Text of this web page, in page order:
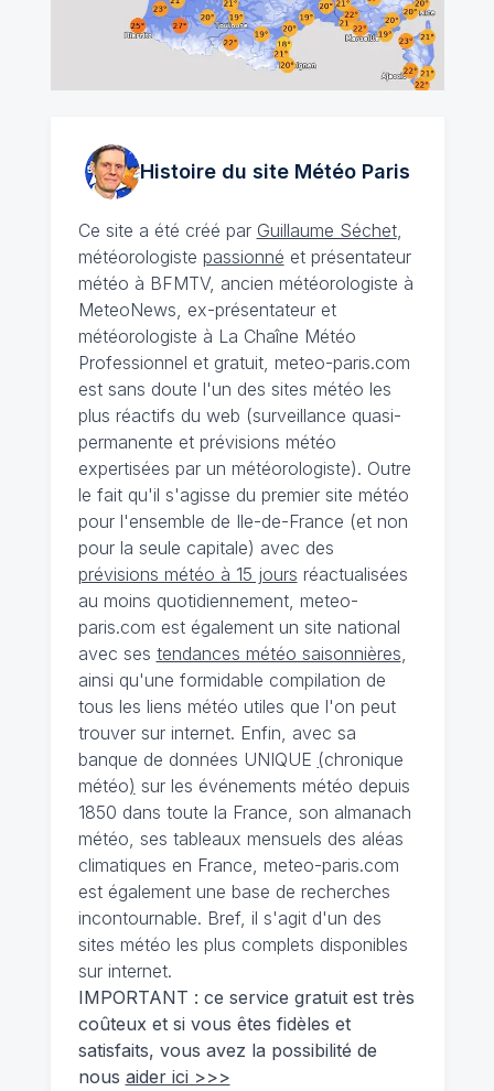
Histoire du site MétéoParis
Ce site a été créé par Guillaume Séchet,
météorologiste passionné et présentateur
météo à BFMTV, ancien météorologiste à
MeteoNews, ex-présentateur et
météorologiste à La Chaîne Météo
Professionnel et gratuit, meteo-paris.com
est sans doute l'un des sites météo les
plus réactifs du web (surveillance quasi-
permanente et prévisions météo
expertisées par un météorologiste). Outre
le fait qu'il s'agisse du premier site météo
pour l'ensemble de Ile-de-France (et non
pour la seule capitale) avec des
prévisions météo à 15 jours réactualisées
au moins quotidiennement, meteo-
paris.com est également un site national
avec ses tendances météo saisonnières
ainsi qu'une formidable compilation de
tous les liens météo utiles que l'on peut
trouver sur internet. Enfin, avec sa
banque de données UNIQUE (chronique
météo) sur les événements météo depuis
1850 dans toute la France, son almanach
météo, ses tableaux mensuels des aléas
climatiques en France, meteo-paris.com
est également une base de recherches
incontournable. Bref, il s'agit d'un des
sites météo les plus complets disponibles
sur internet.
IMPORTANT : ce service gratuit est très
coûteux et si vous êtes fidèles et
satisfaits, vous avez la possibilité de
nous aider ici >>>